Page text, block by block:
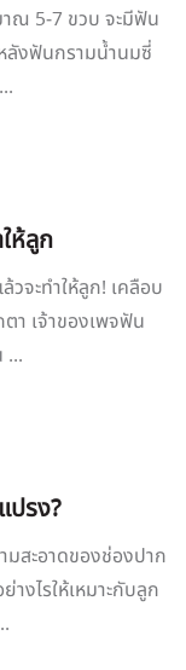
าณ 5-7 ขวบ จะมีฟัน
ลังฟันกรามน้ำนมซี่
ห้ลูก
วจะทำให้ลูก! เคลือบ
า เจ้าของเพจฟัน
...
ปรง?
สะอาดของช่องปาก
งไรให้เหมาะกับลูก